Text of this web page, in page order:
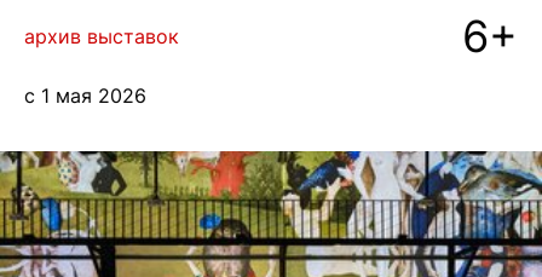
+7 968 861 8801 eng
архив выставок 6+
с 1 мая 2026